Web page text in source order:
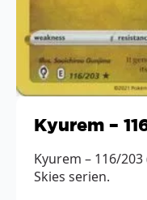
Kyurem –
Kyurem – 116/
Skies serien.